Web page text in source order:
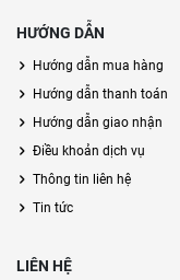
HƯỚNG DẪN
Hướng dẫn mua hàng
Hướng dẫn thanh toán
Hướng dẫn giao nhận
Điều khoản dịch vụ
Thông tin liên hệ
Tin tức
LIÊN HỆ